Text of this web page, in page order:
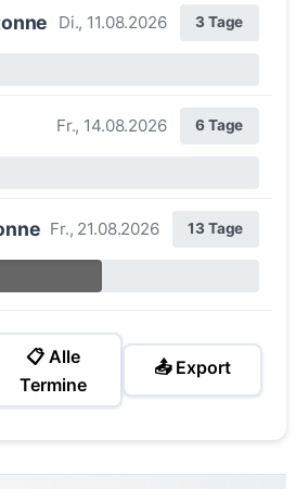
Di., 11.08.2026 3 Tage
Fr., 14.08.2026 6 Tage
Fr., 21.08.2026 13 Tage
📋 Alle
Termine
📤 Export